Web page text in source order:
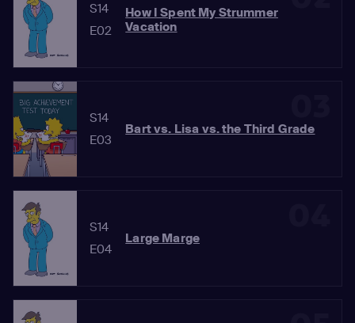
S14
E02
How I Spent My Strummer
Vacation
S14
E03
Bart vs. Lisa vs. the Third Grade
S14
E04
Large Marge